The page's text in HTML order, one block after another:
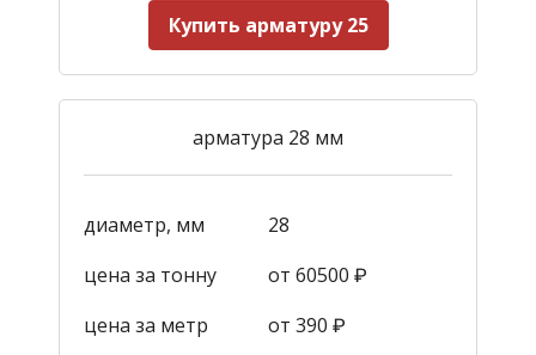
Купить арматуру 25
арматура 28 мм
диаметр, мм
28
цена за тонну
от 60500 ₽
цена за метр
от 390 ₽